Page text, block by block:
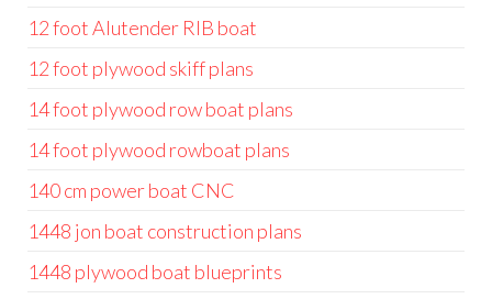
12 foot Alutender RIB boat
12 foot plywood skiff plans
14 foot plywood row boat plans
14 foot plywood rowboat plans
140 cm power boat CNC
1448 jon boat construction plans
1448 plywood boat blueprints